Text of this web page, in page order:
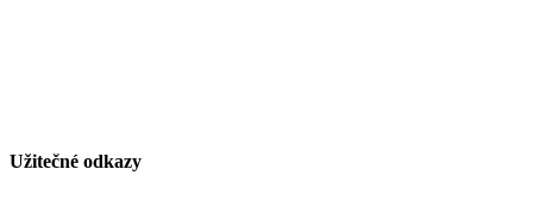
Užitečné odkazy